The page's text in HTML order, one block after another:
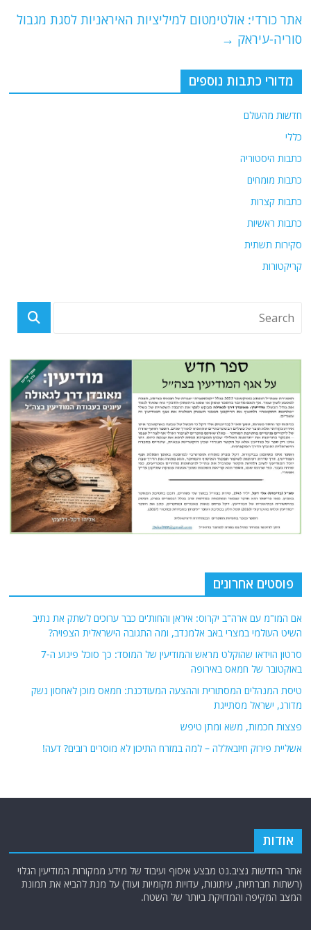
p
o
אתר כורדי: אולטימטום למיליציות האיראניות לסגת מגבול
סוריה-עיראק →
מדורי כתבות נוספים
חדשות מהעולם
כללי
כתבות היסטוריה
כתבות מומחים
כתבות קצרות
כתבות ראשיות
סקירות תשתית
קריקטורות
פוסטים אחרונים
אם המו"מ עם ארה"ב יקרוס: איראן והחות'ים כבר ערוכים לשתק את נתיב
השיט העולמי במצרי באב אלמנדב, ומה התגובה הישראלית הצפויה?
סרטון הוידאו שהוקלט מראש והמודיעין של המוסד: כך סוכל פיגוע ה-7
באוקטובר של חמאס באירופה
טיסת המנהלים המסתורית וההצעה המעודכנת: חמאס מוכן לאחסון נשק
מדורג, ישראל מסתייגת
פצצות חכמות, משא ומתן טיפש
אשליית פירוק חיזבאללה – למה במזרח התיכון לא מוסרים רובים? דעה!
אודות
אתר החדשות נציב.נט מבצע איסוף ועיבוד של מידע ממקורות המודיעין הגלוי
(רשתות חברתיות, עיתונות, עדויות מקומיות ועוד) על מנת להביא את תמונת
המצב המקיפה והמדויקת ביותר של השטח.